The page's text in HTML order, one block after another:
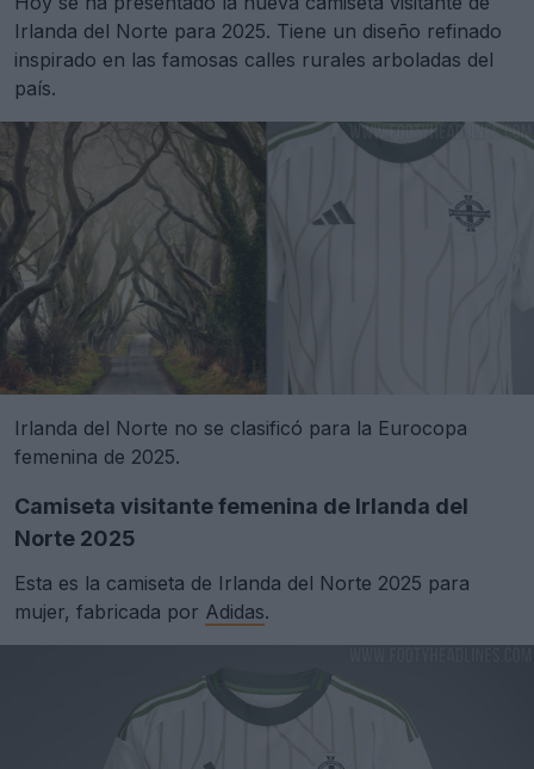
Irlanda del Norte para 2025. Tiene un diseño refinado
inspirado en las famosas calles rurales arboladas del
país.
Irlanda del Norte no se clasificó para la Eurocopa
femenina de 2025.
Camiseta visitante femenina de Irlanda del
Norte 2025
Esta es la camiseta de Irlanda del Norte 2025 para
mujer, fabricada por Adidas.